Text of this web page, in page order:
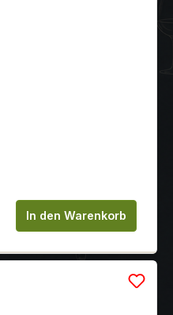
erhöhen oder
In den Warenkorb